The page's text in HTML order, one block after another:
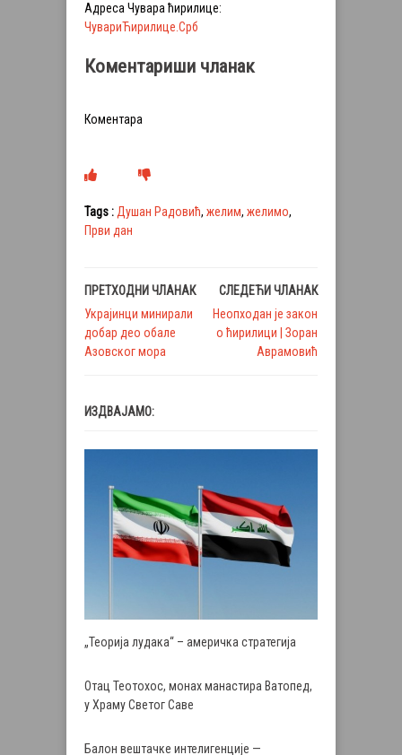
Адреса Чувара ћирилице:
ЧувариЋирилице.Срб
Коментариши чланак
Коментара
Tags :Душан Радовић, желим, желимо,
Први дан
ПРЕТХОДНИ ЧЛАНАК
Украјинци минирали
добар део обале
Азовског мора
СЛЕДЕЋИ ЧЛАНАК
Нeoпходан је закон
о ћирилици | Зоран
Аврамовић
ИЗДВАЈАМО:
„Теорија лудака“ – америчка стратегија
Отац Теотохос, монах манастира Ватопед,
у Храму Светог Саве
Балон вештачке интелигенције —